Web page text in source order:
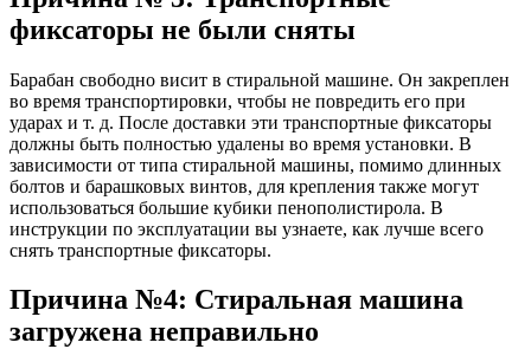
фиксаторы не были сняты
Барабан свободно висит в стиральной машине. Он закреплен
во время транспортировки, чтобы не повредить его при
ударах и т. д. После доставки эти транспортные фиксаторы
должны быть полностью удалены во время установки. В
зависимости от типа стиральной машины, помимо длинных
болтов и барашковых винтов, для крепления также могут
использоваться большие кубики пенополистирола. В
инструкции по эксплуатации вы узнаете, как лучше всего
снять транспортные фиксаторы.
Причина №4: Стиральная машина
загружена неправильно